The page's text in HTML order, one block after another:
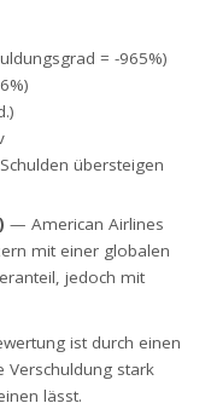
= -965%)
übersteigen
— American Airlines
mit einer globalen
jedoch mit
ist durch einen
Verschuldung stark
lässt.